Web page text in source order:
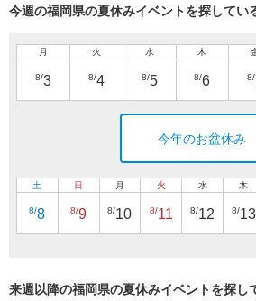
今週の福岡県の夏休みイベントを探してい
月
8/3
火
8/4
水
8/5
木
8/6 8/
今年のお盆休み
土
8/8
日
8/9
月
8/10
火
8/11
水
8/12
木
8/13
来週以降の福岡県の夏休みイベントを探し